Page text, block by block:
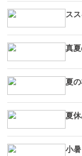
ス
真
夏
夏
小